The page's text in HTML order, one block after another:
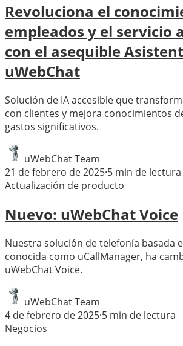
Revoluciona el
empleados y el servicio
con el asequible
uWebChat
Solución de IA accesible que
con clientes y mejora conocimientos
gastos significativos.
uWebChat Team
21 de febrero de 2025·5 min de lectura
Actualización de producto
Nuevo: uWebChat Voice
Nuestra solución de telefonía basada
conocida como uCallManager, ha
uWebChat Voice.
uWebChat Team
4 de febrero de 2025·5 min de lectura
Negocios